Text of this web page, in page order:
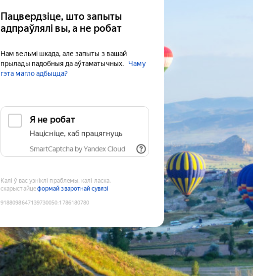
Пацвердзіце, што запыты
адпраўлялі вы, а не робат
Нам вельмі шкада, але запыты з вашай
прылады падобныя да аўтаматычных.
Чаму
гэта магло адбыцца?
Я не робат
Націсніце, каб працягнуць
SmartCaptcha by Yandex Cloud
Калі ў вас узніклі праблемы, калі ласка,
скарыстайцеформай зваротнай сувязі
9188098647139730050:1786180780